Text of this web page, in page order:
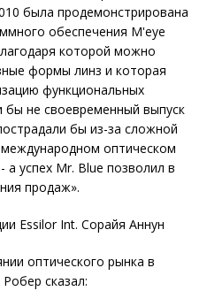
была продемонстрирована
обеспечения M'eye
которой можно
формы линз и которая
функциональных
бы не своевременный выпуск
бы из-за сложной
оптическом
успех Mr. Blue позволил в
продаж».
оптического рынка в
сказал: